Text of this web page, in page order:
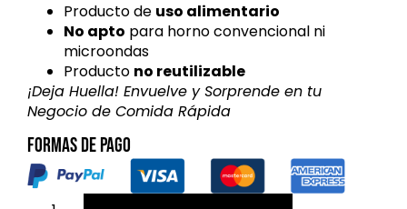
Producto de uso alimentario
No apto para horno convencional ni
microondas
Producto no reutilizable
¡Deja Huella! Envuelve y Sorprende en tu
Negocio de Comida Rápida
Formas de pago